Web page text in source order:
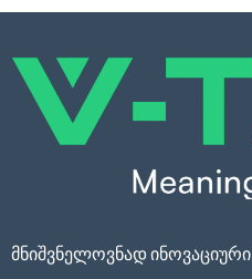
მნიშვნელოვნად ინოვაციური